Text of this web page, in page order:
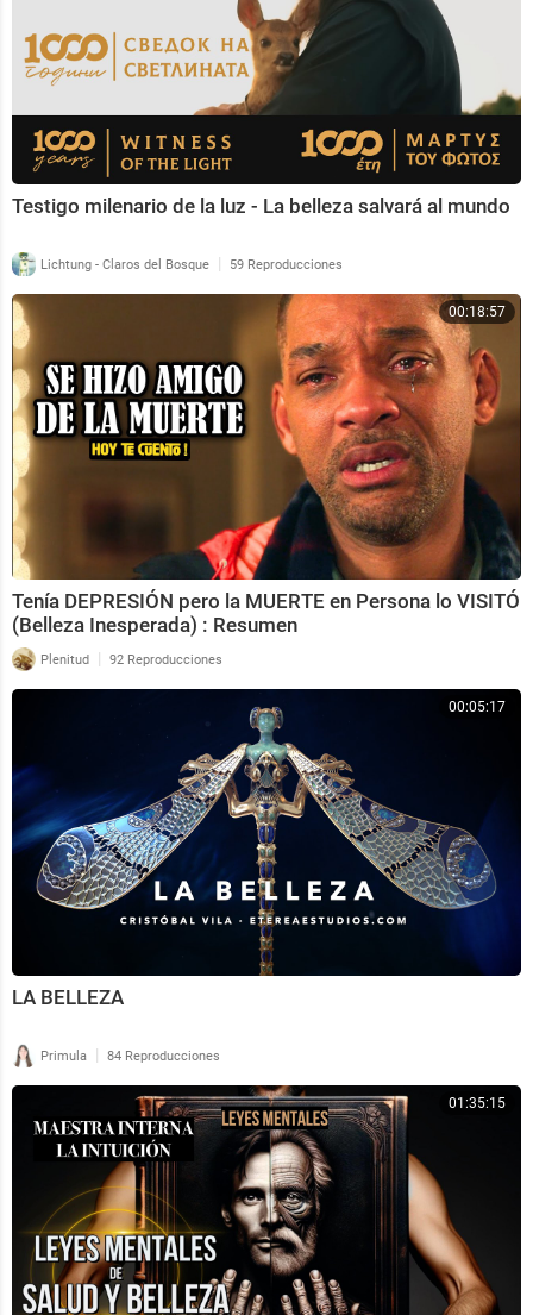
Testigo milenario de la luz - La belleza salvará al mundo
Lichtung - Claros del Bosque | 59 Reproducciones
00:18:57
Tenía DEPRESIÓN pero la MUERTE en Persona lo VISITÓ
(Belleza Inesperada) : Resumen
Plenitud | 92 Reproducciones
00:05:17
LA BELLEZA
Primula | 84 Reproducciones
01:35:15